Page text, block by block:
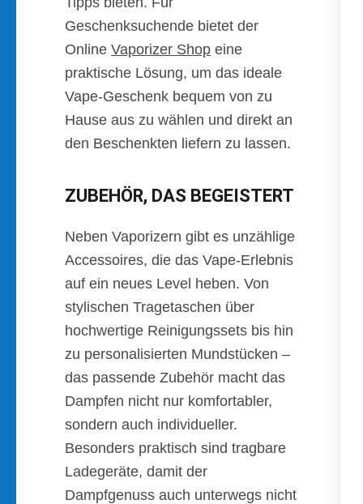
Geschenksuchende bietet der
Online Vaporizer Shop eine
praktische Lösung, um das ideale
Vape-Geschenk bequem von zu
Hause aus zu wählen und direkt an
den Beschenkten liefern zu lassen.
ZUBEHÖR, DAS BEGEISTERT
Neben Vaporizern gibt es unzählige
Accessoires, die das Vape-Erlebnis
auf ein neues Level heben. Von
stylischen Tragetaschen über
hochwertige Reinigungssets bis hin
zu personalisierten Mundstücken –
das passende Zubehör macht das
Dampfen nicht nur komfortabler,
sondern auch individueller.
Besonders praktisch sind tragbare
Ladegeräte, damit der
Dampfgenuss auch unterwegs nicht